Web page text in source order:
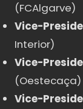
(FCAlgarve)
Vice-
Interior)
Vice-
(Oestecaça)
Vice-